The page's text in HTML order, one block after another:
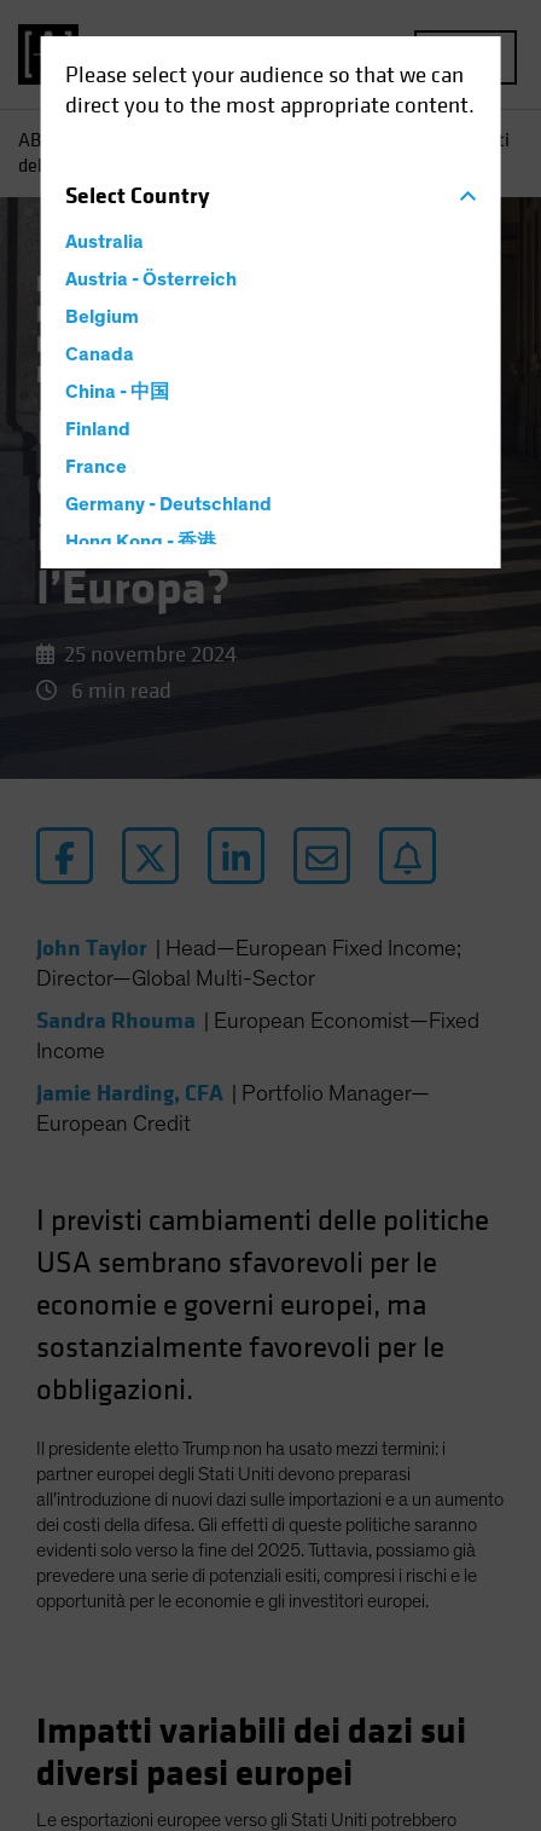
Please select your audience so that we can
direct you to the most appropriate content.
SelectCountry
Australia
Austria - Österreich
Belgium
Canada
China - 中国
Finland
France
Germany - Deutschland
Hong Kong - 香港
Hungary
Italy - Italia
Japan - 日本
New Zealand
Norway
Poland
Portugal
Singapore
Spain
Sweden
Taiwan - 台灣
UK
United States (US Citizens)
AB
Risultati
delle elezioni USA: quali implicazioni per l’Europa?
Economia Falling Rates
Invasione dell’Ucraina
Responsabile
Blog
Risultati delle
elezioni USA: quali
implicazioni per
l’Europa?
25 novembre 2024
6 min read
John Taylor
Head—European Fixed Income;
Director—Global Multi-Sector
Sandra Rhouma
European Economist—Fixed
Income
Jamie Harding, CFA
Portfolio Manager—
European Credit
I previsti cambiamenti delle politiche
USA sembrano sfavorevoli per le
economie e governi europei, ma
sostanzialmente favorevoli per le
obbligazioni.
Il presidente eletto Trump non ha usato mezzi termini: i
partner europei degli Stati Uniti devono preparasi
all’introduzione di nuovi dazi sulle importazioni e a un aumento
dei costi della difesa. Gli effetti di queste politiche saranno
evidenti solo verso la fine del 2025. Tuttavia, possiamo già
prevedere una serie di potenziali esiti, compresi i rischi e le
opportunità per le economie e gli investitori europei.
Impatti variabili dei dazi sui
diversi paesi europei
Le esportazioni europee verso gli Stati Uniti potrebbero